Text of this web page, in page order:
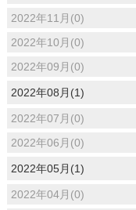
2022年11月(0)
2022年10月(0)
2022年09月(0)
2022年08月(1)
2022年07月(0)
2022年06月(0)
2022年05月(1)
2022年04月(0)